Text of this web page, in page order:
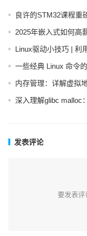
良许的STM32课程重
2025年嵌入式如何高
Linux驱动小技巧 | 利
一些经典 Linux 命令
内存管理：详解虚拟
深入理解glibc malloc
发表评论
要发表评